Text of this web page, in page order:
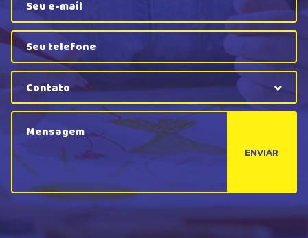
Contato
ENVIAR